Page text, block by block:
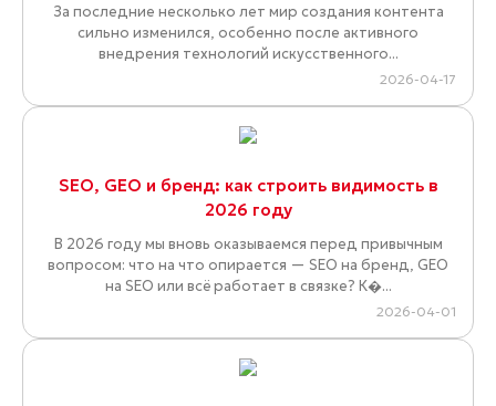
За последние несколько лет мир создания контента
сильно изменился, особенно после активного
внедрения технологий искусственного...
2026-04-17
SEO, GEO и бренд: как строить видимость в
2026 году
В 2026 году мы вновь оказываемся перед привычным
вопросом: что на что опирается — SEO на бренд, GEO
на SEO или всё работает в связке? К�...
2026-04-01